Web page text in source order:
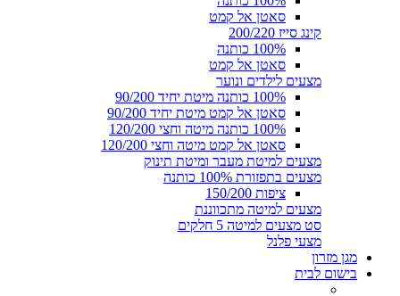
סאטן אל קמט
קינג סייז 200/220
100% כותנה
סאטן אל קמט
מצעים לילדים ונוער
100% כותנה מיטת יחיד 90/200
סאטן אל קמט מיטת יחיד 90/200
100% כותנה מיטה וחצי 120/200
סאטן אל קמט מיטה וחצי 120/200
מצעים למיטת מעבר ומיטת תינוק
מצעים בתפזורת 100% כותנה
ציפות 150/200
מצעים למיטה מתכווננת
סט מצעים למיטה 5 חלקים
מצעי פלנל
מגן מזרון
בישום לבית